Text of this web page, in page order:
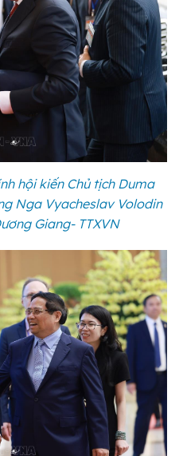
hội kiến Chủ tịch Duma
Nga Vyacheslav Volodin
Giang- TTXVN